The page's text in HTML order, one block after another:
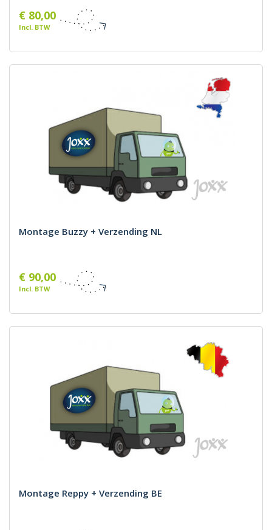
€ 80,00
Incl. BTW
Montage Buzzy + Verzending NL
€ 90,00
Incl. BTW
Montage Reppy + Verzending BE